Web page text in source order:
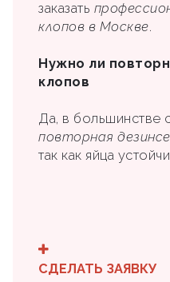
заказать
клопов в Москве.
Нужно ли
клопов
Да, в большинстве
повторная
так как яйца
СДЕЛАТЬ ЗАЯВКУ